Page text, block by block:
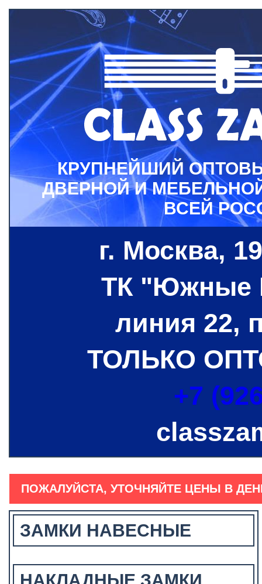
КРУПНЕЙШИЙ
ДВЕРНОЙ И
ВСЕЙ
г. Москва,
ТК "Южные
линия 22,
ТОЛЬКО
+7
ПОЖАЛУЙСТА, УТОЧНЯЙТЕ ЦЕНЫ В
ЗАМКИ НАВЕСНЫЕ